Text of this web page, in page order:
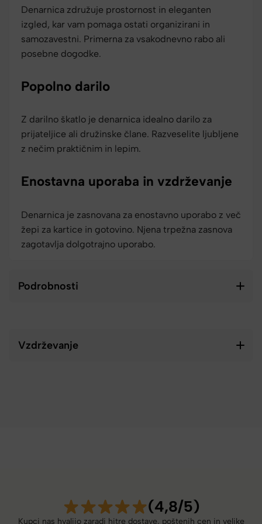
Denarnica združuje prostornost in eleganten
izgled, kar vam pomaga ostati organizirani in
samozavestni. Primerna za vsakodnevno rabo ali
posebne dogodke.
Popolno darilo
Z darilno škatlo je denarnica idealno darilo za
prijateljice ali družinske člane. Razveselite ljubljene
z nečim praktičnim in lepim.
Enostavna uporaba in vzdrževanje
Denarnica je zasnovana za enostavno uporabo z več
žepi za kartice in gotovino. Njena trpežna zasnova
zagotavlja dolgotrajno uporabo.
Podrobnosti
Vzdrževanje
(4,8/5)
Kupci nas hvalijo zaradi hitre dostave, poštenih cen in velike